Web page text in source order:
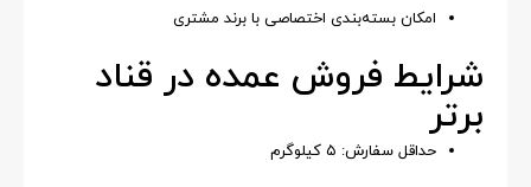
امکان بسته‌بندی اختصاصی با برند مشتری
شرایط فروش عمده در قناد
برتر
حداقل سفارش: ۵ کیلوگرم